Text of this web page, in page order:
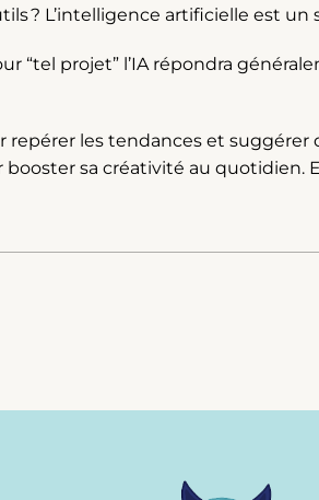
? L’intelligence artificielle est
“tel projet” l’IA répondra
repérer les tendances et
sa créativité au